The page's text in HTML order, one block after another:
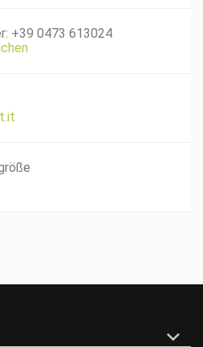
+39 0473 613024